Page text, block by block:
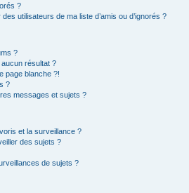
?
utilisateurs de ma liste d’amis ou d’ignorés ?
?
résultat ?
page blanche ?!
?
messages et sujets ?
et la surveillance ?
des sujets ?
de sujets ?